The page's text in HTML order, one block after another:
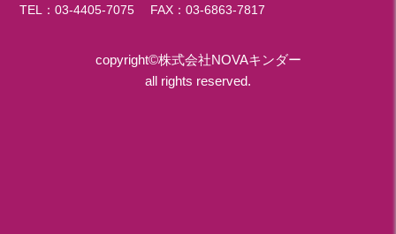
TEL：03-4405-7075 FAX：03-6863-7817
copyright©株式会社NOVAキンダー
all rights reserved.